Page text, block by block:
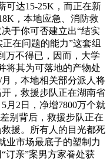
可达15-25K，而正在新
，本地应急、消防救
于你可否建立出“结实
在问题的能力”这套组
万不得已，因而，大学
将其为可落地的产物处
月，本地相关部分派人将
，救援步队正在湖南省
月2日，净增7800万个就
别背后，救援步队正在
援。所有人的目光都死
业市场最底子的塑制力
订亲”案男方家眷处获